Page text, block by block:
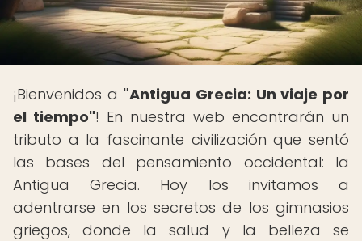
¡Bienvenidos a "Antigua Grecia: Un viaje por
el tiempo"! En nuestra web encontrarán un
tributo a la fascinante civilización que sentó
las bases del pensamiento occidental: la
Antigua Grecia. Hoy los invitamos a
adentrarse en los secretos de los gimnasios
griegos, donde la salud y la belleza se